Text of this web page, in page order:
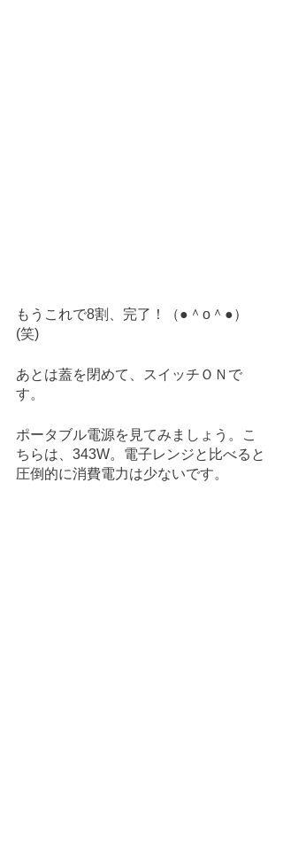
もうこれで8割、完了！（●＾o＾●）
(笑)
あとは蓋を閉めて、スイッチＯＮで
す。
ポータブル電源を見てみましょう。こ
ちらは、343W。電子レンジと比べると
圧倒的に消費電力は少ないです。